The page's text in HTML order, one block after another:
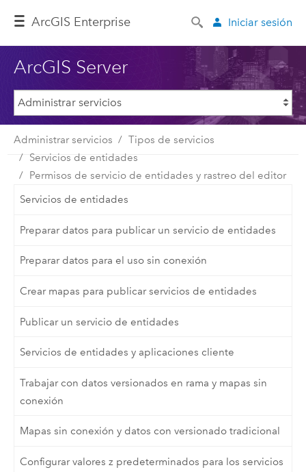
ArcGIS Enterprise Iniciar sesión
ArcGIS Server
Administrar servicios
Tipos de servicios
Servicios de entidades
Permisos de servicio de entidades y rastreo del editor
Servicios de entidades
Preparar datos para publicar un servicio de entidades
Preparar datos para el uso sin conexión
Crear mapas para publicar servicios de entidades
Publicar un servicio de entidades
Servicios de entidades y aplicaciones cliente
Trabajar con datos versionados en rama y mapas sin
conexión
Mapas sin conexión y datos con versionado tradicional
Configurar valores z predeterminados para los servicios